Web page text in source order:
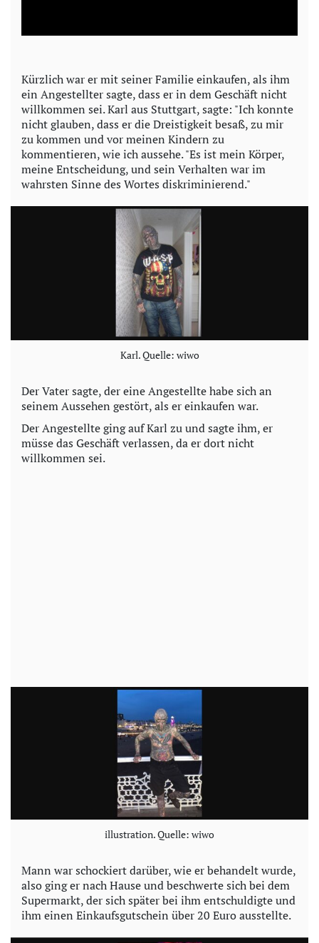
a
y
V
i
d
o
Kürzlich war er mit seiner Familie einkaufen, als ihm
ein Angestellter sagte, dass er in dem Geschäft nicht
willkommen sei. Karl aus Stuttgart, sagte: "Ich konnte
nicht glauben, dass er die Dreistigkeit besaß, zu mir
zu kommen und vor meinen Kindern zu
kommentieren, wie ich aussehe. "Es ist mein Körper,
meine Entscheidung, und sein Verhalten war im
wahrsten Sinne des Wortes diskriminierend."
Karl. Quelle: wiwo
Der Vater sagte, der eine Angestellte habe sich an
seinem Aussehen gestört, als er einkaufen war.
Der Angestellte ging auf Karl zu und sagte ihm, er
müsse das Geschäft verlassen, da er dort nicht
willkommen sei.
illustration. Quelle: wiwo
Mann war schockiert darüber, wie er behandelt wurde,
also ging er nach Hause und beschwerte sich bei dem
Supermarkt, der sich später bei ihm entschuldigte und
ihm einen Einkaufsgutschein über 20 Euro ausstellte.